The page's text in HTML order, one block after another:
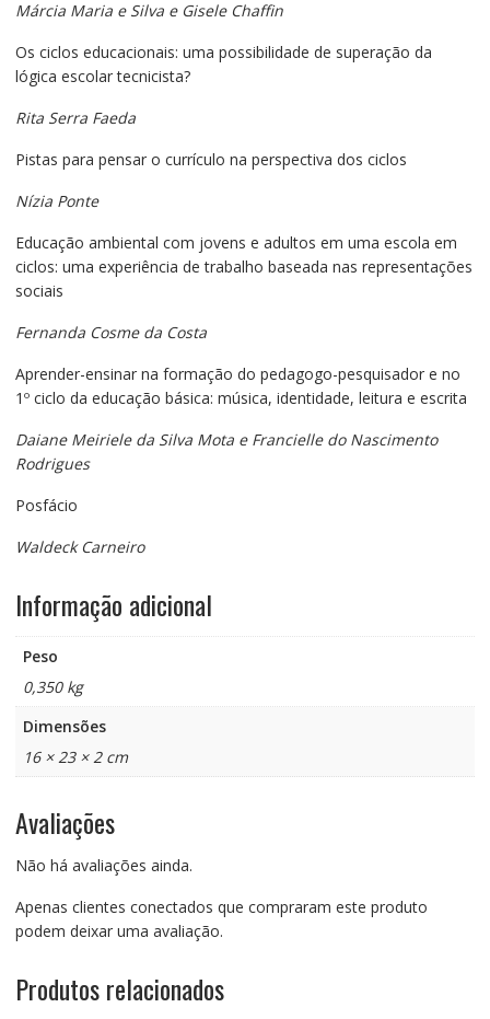
Márcia Maria e Silva e Gisele Chaffin
Os ciclos educacionais: uma possibilidade de superação da
lógica escolar tecnicista?
Rita Serra Faeda
Pistas para pensar o currículo na perspectiva dos ciclos
Nízia Ponte
Educação ambiental com jovens e adultos em uma escola em
ciclos: uma experiência de trabalho baseada nas representações
sociais
Fernanda Cosme da Costa
Aprender-ensinar na formação do pedagogo-pesquisador e no
1º ciclo da educação básica: música, identidade, leitura e escrita
Daiane Meiriele da Silva Mota e Francielle do Nascimento
Rodrigues
Posfácio
Waldeck Carneiro
Informação adicional
Peso
0,350 kg
Dimensões
16 × 23 × 2 cm
Avaliações
Não há avaliações ainda.
Apenas clientes conectados que compraram este produto
podem deixar uma avaliação.
Produtos relacionados